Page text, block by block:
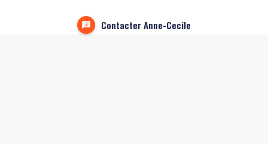
Contacter Anne-Cecile